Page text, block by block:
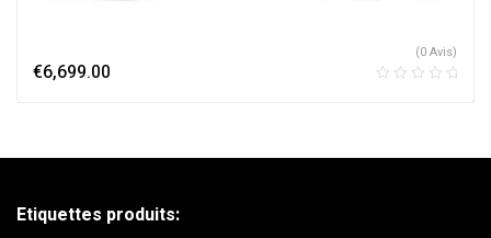
€6,699.00
(0 Avis)
Etiquettes produits: